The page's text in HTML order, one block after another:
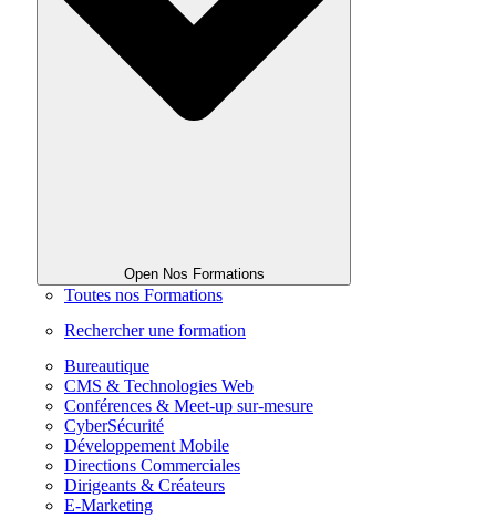
Open Nos Formations
Toutes nos Formations
Rechercher une formation
Bureautique
CMS & Technologies Web
Conférences & Meet-up sur-mesure
CyberSécurité
Développement Mobile
Directions Commerciales
Dirigeants & Créateurs
E-Marketing